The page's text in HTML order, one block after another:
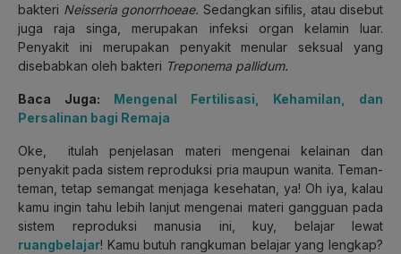
bakteri Neisseria gonorrhoeae. Sedangkan sifilis, atau disebut
juga raja singa, merupakan infeksi organ kelamin luar.
Penyakit ini merupakan penyakit menular seksual yang
disebabkan oleh bakteri Treponema pallidum.
Baca Juga: Mengenal Fertilisasi, Kehamilan, dan
Persalinan bagi Remaja
Oke, itulah penjelasan materi mengenai kelainan dan
penyakit pada sistem reproduksi pria maupun wanita. Teman-
teman, tetap semangat menjaga kesehatan, ya! Oh iya, kalau
kamu ingin tahu lebih lanjut mengenai materi gangguan pada
sistem reproduksi manusia ini, kuy, belajar lewat
ruangbelajar! Kamu butuh rangkuman belajar yang lengkap?